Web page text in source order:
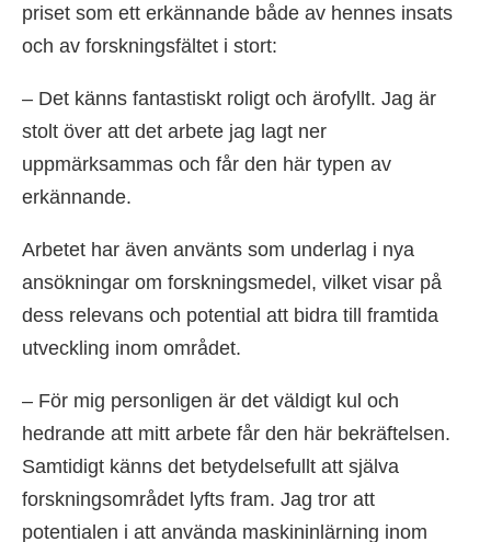
priset som ett erkännande både av hennes insats
och av forskningsfältet i stort:
– Det känns fantastiskt roligt och ärofyllt. Jag är
stolt över att det arbete jag lagt ner
uppmärksammas och får den här typen av
erkännande.
Arbetet har även använts som underlag i nya
ansökningar om forskningsmedel, vilket visar på
dess relevans och potential att bidra till framtida
utveckling inom området.
– För mig personligen är det väldigt kul och
hedrande att mitt arbete får den här bekräftelsen.
Samtidigt känns det betydelsefullt att själva
forskningsområdet lyfts fram. Jag tror att
potentialen i att använda maskininlärning inom